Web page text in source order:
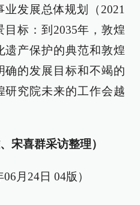
发展总体规划（2021
标：到2035年，敦煌
遗产保护的典范和敦煌
确的发展目标和不竭的
研究院未来的工作会越
宋喜群采访整理）
月24日 04版）